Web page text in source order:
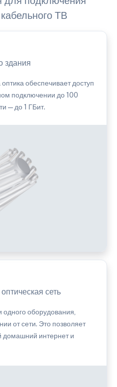
ТВ
здания
обеспечивает доступ
подключении до 100
— до 1 ГБит.
сеть
оборудования,
от сети. Это позволяет
домашний интернет и